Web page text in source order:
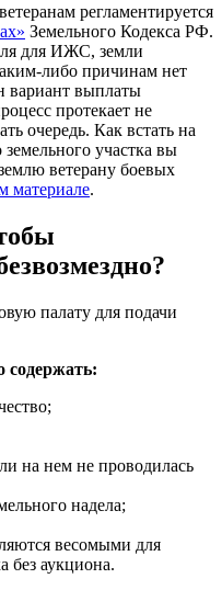
регламентируется
Земельного Кодекса РФ.
для ИЖС, земли
либо причинам нет
вариант выплаты
протекает не
очередь. Как встать на
участка вы
ветерану боевых
материале.
палату для подачи
содержать:
на нем не проводилась
надела;
весомыми для
без аукциона.